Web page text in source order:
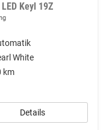
Keyl 19Z
White
km
Details